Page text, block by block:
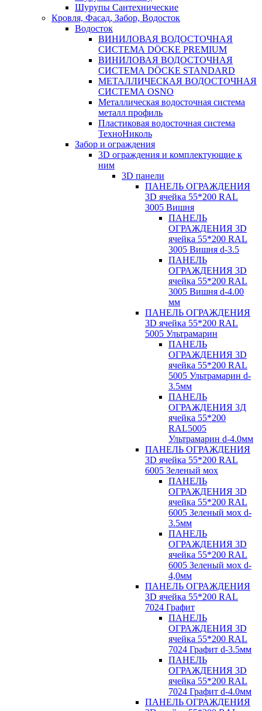
Шурупы Сантехнические
Кровля, Фасад, Забор, Водосток
Водосток
ВИНИЛОВАЯ ВОДОСТОЧНАЯ
СИСТЕМА DÖCKE PREMIUM
ВИНИЛОВАЯ ВОДОСТОЧНАЯ
СИСТЕМА DÖCKE STANDARD
МЕТАЛЛИЧЕСКАЯ ВОДОСТОЧНАЯ
СИСТЕМА OSNO
Металлическая водосточная система
металл профиль
Пластиковая водосточная система
ТехноНиколь
Забор и ограждения
3D ограждения и комплектующие к
ним
3D панели
ПАНЕЛЬ ОГРАЖДЕНИЯ
3D ячейка 55*200 RAL
3005 Вишня
ПАНЕЛЬ
ОГРАЖДЕНИЯ 3D
ячейка 55*200 RAL
3005 Вишня d-3.5
ПАНЕЛЬ
ОГРАЖДЕНИЯ 3D
ячейка 55*200 RAL
3005 Вишня d-4.00
мм
ПАНЕЛЬ ОГРАЖДЕНИЯ
3D ячейка 55*200 RAL
5005 Ультрамарин
ПАНЕЛЬ
ОГРАЖДЕНИЯ 3D
ячейка 55*200 RAL
5005 Ультрамарин d-
3.5мм
ПАНЕЛЬ
ОГРАЖДЕНИЯ 3Д
ячейка 55*200
RAL5005
Ультрамарин d-4.0мм
ПАНЕЛЬ ОГРАЖДЕНИЯ
3D ячейка 55*200 RAL
6005 Зеленый мох
ПАНЕЛЬ
ОГРАЖДЕНИЯ 3D
ячейка 55*200 RAL
6005 Зеленый мох d-
3.5мм
ПАНЕЛЬ
ОГРАЖДЕНИЯ 3D
ячейка 55*200 RAL
6005 Зеленый мох d-
4,0мм
ПАНЕЛЬ ОГРАЖДЕНИЯ
3D ячейка 55*200 RAL
7024 Графит
ПАНЕЛЬ
ОГРАЖДЕНИЯ 3D
ячейка 55*200 RAL
7024 Графит d-3.5мм
ПАНЕЛЬ
ОГРАЖДЕНИЯ 3D
ячейка 55*200 RAL
7024 Графит d-4.0мм
ПАНЕЛЬ ОГРАЖДЕНИЯ